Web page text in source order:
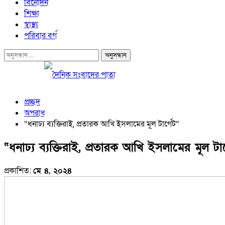
বিনোদন
শিক্ষা
স্বাস্থ্য
পরিবার বর্গ
প্রচ্ছদ
অপরাধ
“ধনাঢ্য ব্যক্তিরাই, প্রতারক আখি ইসলামের মূল টার্গেট”
“ধনাঢ্য ব্যক্তিরাই, প্রতারক আখি ইসলামের মূল
প্রকাশিত:মে ৪, ২০২৪